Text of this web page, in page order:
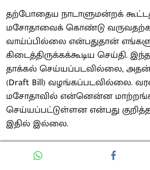
தற்போதைய நாடாளுமன்றக்
மசோதாவைக் கொண்டு
வாய்ப்பில்லை என்பதுதான்
கிடைத்திருக்கக்கூடிய செய்தி.
தாக்கல் செய்யப்படவில்லை, அதன்
(Draft Bill) வழங்கப்படவில்லை.
மசோதாவில் என்னென்ன
செய்யப்பட்டுள்ளன என்பது
இதில் இல்லை.